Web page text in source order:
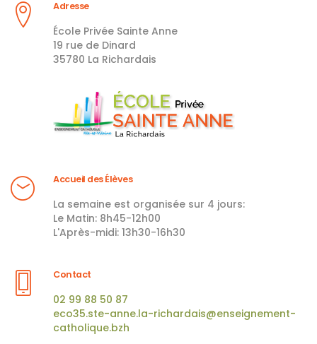
Adresse
École Privée Sainte Anne
19 rue de Dinard
35780 La Richardais
Accueil des Élèves
La semaine est organisée sur 4 jours:
Le Matin: 8h45-12h00
L'Après-midi: 13h30-16h30
Contact
02 99 88 50 87
eco35.ste-anne.la-richardais@enseignement-
catholique.bzh